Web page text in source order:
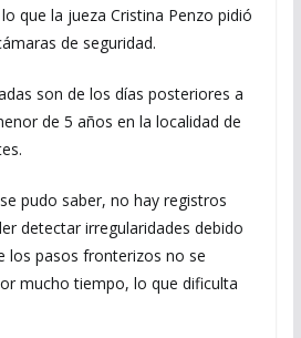
que la jueza Cristina Penzo pidió
de seguridad.
son de los días posteriores a
de 5 años en la localidad de
pudo saber, no hay registros
detectar irregularidades debido
los pasos fronterizos no se
mucho tiempo, lo que dificulta